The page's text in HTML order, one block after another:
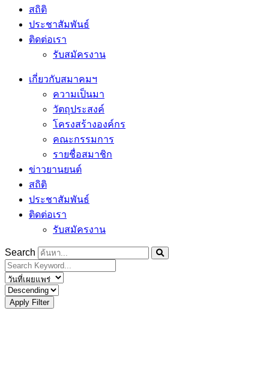
สถิติ
ประชาสัมพันธ์
ติดต่อเรา
รับสมัครงาน
เกี่ยวกับสมาคมฯ
ความเป็นมา
วัตถุประสงค์
โครงสร้างองค์กร
คณะกรรมการ
รายชื่อสมาชิก
ข่าวยานยนต์
สถิติ
ประชาสัมพันธ์
ติดต่อเรา
รับสมัครงาน
Search
Apply Filter